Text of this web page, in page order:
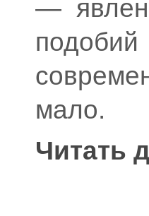
—
мало.
Читать